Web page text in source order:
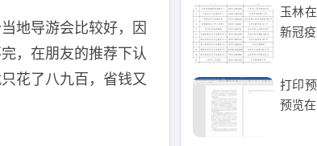
地导游会比较好，因
，在朋友的推荐下认
花了八九百，省钱又
玉林
新冠
打印
预览